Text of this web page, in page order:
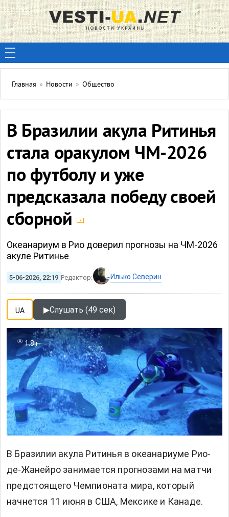
Главная » Новости » Общество
В Бразилии акула Ритинья
стала оракулом ЧМ-2026
по футболу и уже
предсказала победу своей
сборной
Океанариум в Рио доверил прогнозы на ЧМ-2026
акуле Ритинье
5-06-2026, 22:19 Редактор: Илько Северин
UA ▶Слушать (49 сек)
1.8т
В Бразилии акула Ритинья в океанариуме Рио-
де-Жанейро занимается прогнозами на матчи
предстоящего Чемпионата мира, который
начнется 11 июня в США, Мексике и Канаде.